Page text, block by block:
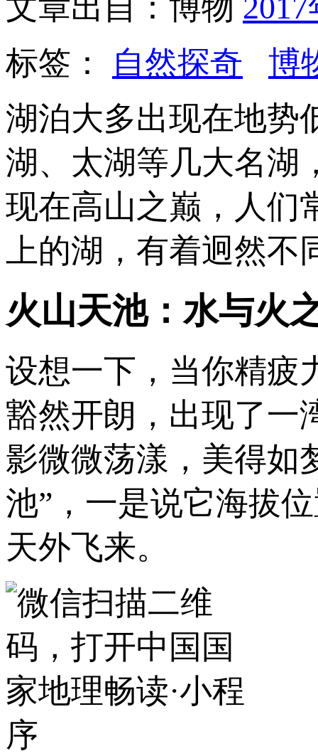
文章出自：博物
标签：
自然探奇
博
湖泊大多出现在地势
湖、太湖等几大名湖
现在高山之巅，人
上的湖，有着迥然不
火山天池：水与火
设想一下，当你精疲
豁然开朗，出现了一
影微微荡漾，美得如
池”，一是说它海拔
天外飞来。